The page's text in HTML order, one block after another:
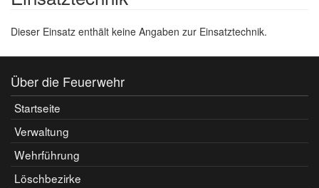
Dieser Einsatz enthält keine Angaben zur Einsatztechnik.
Über die Feuerwehr
Startseite
Verwaltung
Wehrführung
Löschbezirke